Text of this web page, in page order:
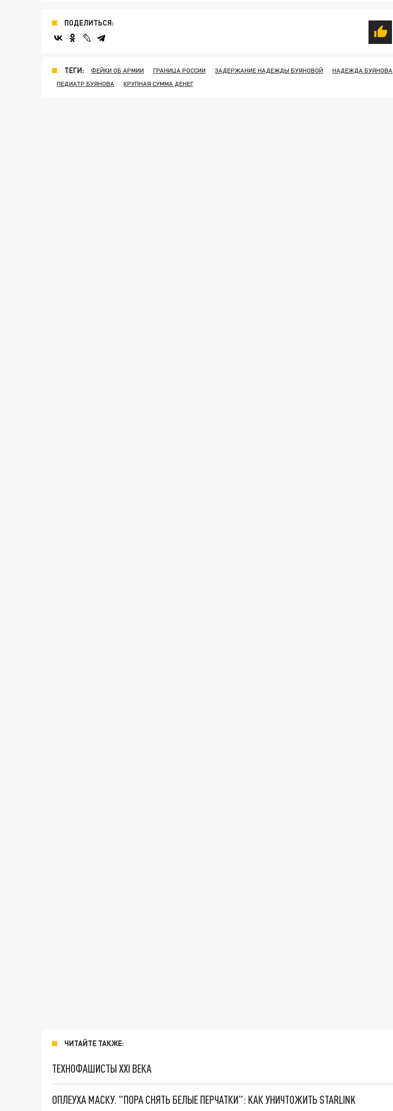
ПОДЕЛИТЬСЯ:
ТЕГИ: ФЕЙКИ ОБ АРМИИ ГРАНИЦА РОССИИ ЗАДЕРЖАНИЕ НАДЕЖДЫ БУЯНОВОЙ
НАДЕЖДА БУЯНОВА
ПЕДИАТР БУЯНОВА
КРУПНАЯ СУММА ДЕНЕГ
ЧИТАЙТЕ ТАКЖЕ:
ТЕХНОФАШИСТЫ XXI ВЕКА
ОПЛЕУХА МАСКУ. "ПОРА СНЯТЬ БЕЛЫЕ ПЕРЧАТКИ": КАК УНИЧТОЖИТЬ STARLINK